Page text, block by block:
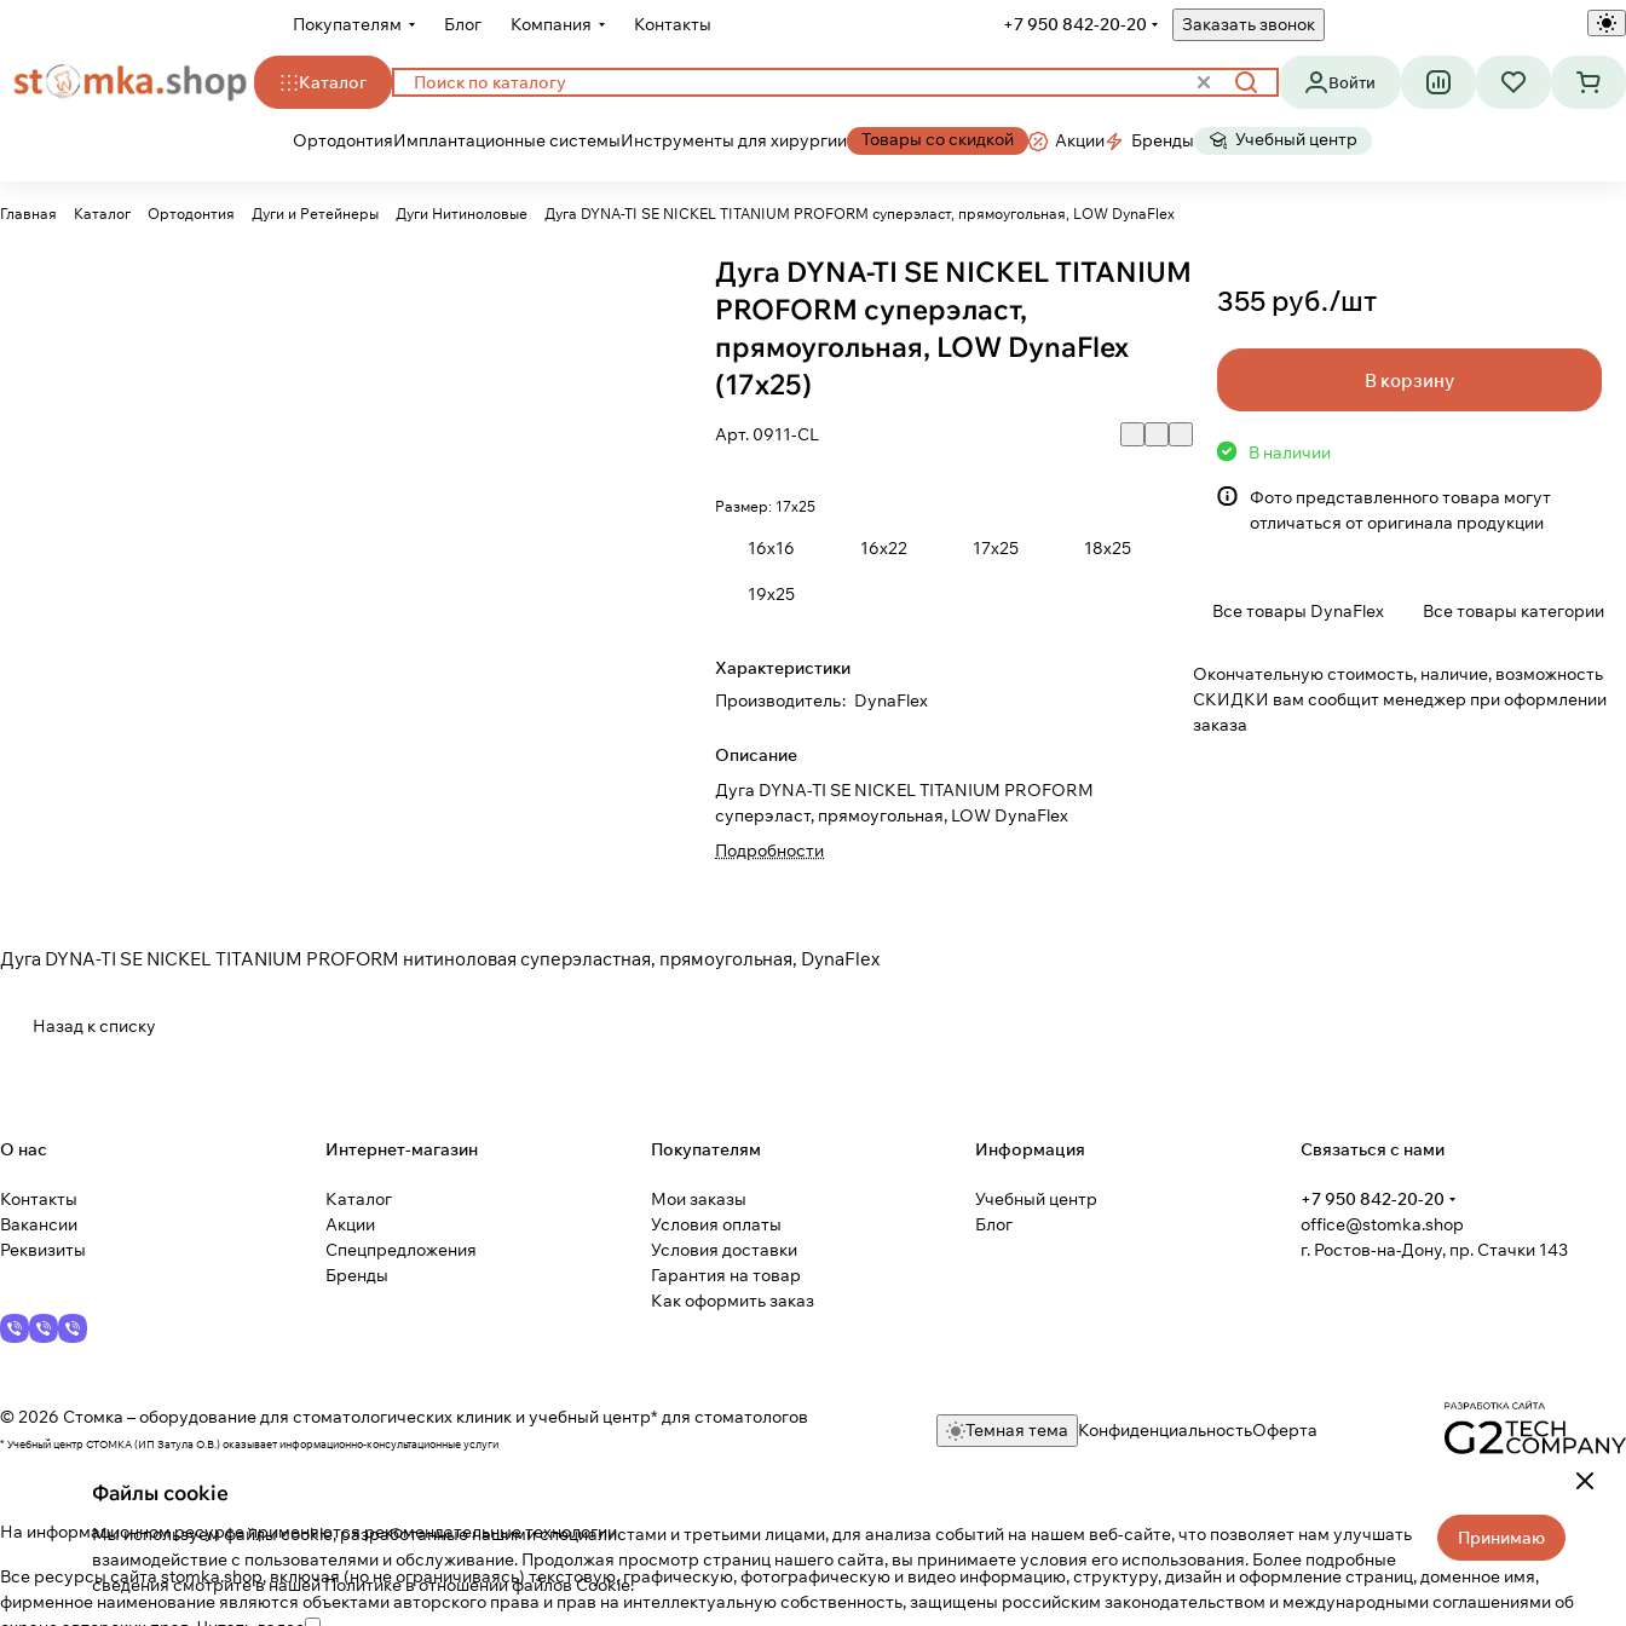
Покупателям Блог Компания Контакты +7 950 842-20-20 Заказать звонок
Каталог Войти
ОртодонтияИмплантационные системыИнструменты для хирургии Товары со скидкой Акции Бренды Учебный центр
Главная Каталог Ортодонтия Дуги и Ретейнеры Дуги Нитиноловые Дуга DYNA-TI SE NICKEL TITANIUM PROFORM суперэласт, прямоугольная, LOW DynaFlex
Дуга DYNA-TI SE NICKEL TITANIUM
PROFORM суперэласт,
прямоугольная, LOW DynaFlex
(17х25)
Арт. 0911-CL
Размер: 17х25
16х16 16х22 17х25 18х25
19х25
Характеристики
Производитель: DynaFlex
Описание
Дуга DYNA-TI SE NICKEL TITANIUM PROFORM
суперэласт, прямоугольная, LOW DynaFlex
Подробности
355 руб./шт
В корзину
В наличии
Фото представленного товара могут
отличаться от оригинала продукции
Все товары DynaFlex Все товары категории
Окончательную стоимость, наличие, возможность
СКИДКИ вам сообщит менеджер при оформлении
заказа
Дуга DYNA-TI SE NICKEL TITANIUM PROFORM нитиноловая суперэластная, прямоугольная, DynaFlex
Назад к списку
О нас
Контакты
Вакансии
Реквизиты
Интернет-магазин
Каталог
Акции
Спецпредложения
Бренды
Покупателям
Мои заказы
Условия оплаты
Условия доставки
Гарантия на товар
Как оформить заказ
Информация
Учебный центр
Блог
Связаться с нами
+7 950 842-20-20
office@stomka.shop
г. Ростов-на-Дону, пр. Стачки 143
© 2026 Стомка – оборудование для стоматологических клиник и учебный центр* для стоматологов
* Учебный центр СТОМКА (ИП Затула О.В.) оказывает информационно-консультационные услуги
Темная тема КонфиденциальностьОферта
На информационном ресурсе применяютсярекомендательные технологии.
Все ресурсы сайта stomka.shop, включая (но не ограничиваясь) текстовую, графическую, фотографическую и видео информацию, структуру, дизайн и оформление страниц, доменное имя,
фирменное наименование являются объектами авторского права и прав на интеллектуальную собственность, защищены российским законодательством и международными соглашениями об
Файлы cookie
Мы используем файлы cookie, разработанные нашими специалистами и третьими лицами, для анализа событий на нашем веб-сайте, что позволяет нам улучшать
взаимодействие с пользователями и обслуживание. Продолжая просмотр страниц нашего сайта, вы принимаете условия его использования. Более подробные
сведения смотрите в нашейПолитике в отношении файлов Cookie.
Принимаю